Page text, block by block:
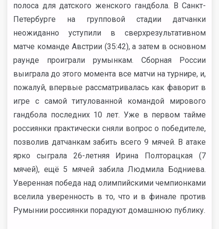
полоса для датского женского гандбола. В Санкт-
Петербурге на групповой стадии датчанки
неожиданно уступили в сверхрезультативном
матче команде Австрии (35:42), а затем в основном
раунде проиграли румынкам. Сборная России
выиграла до этого момента все матчи на турнире, и,
пожалуй, впервые рассматривалась как фаворит в
игре с самой титулованной командой мирового
гандбола последних 10 лет. Уже в первом тайме
россиянки практически сняли вопрос о победителе,
позволив датчанкам забить всего 9 мячей. В атаке
ярко сыграла 26-летняя Ирина Полторацкая (7
мячей), ещё 5 мячей забила Людмила Бодниева.
Уверенная победа над олимпийскими чемпионками
вселила уверенность в то, что и в финале против
Румынии россиянки порадуют домашнюю публику.